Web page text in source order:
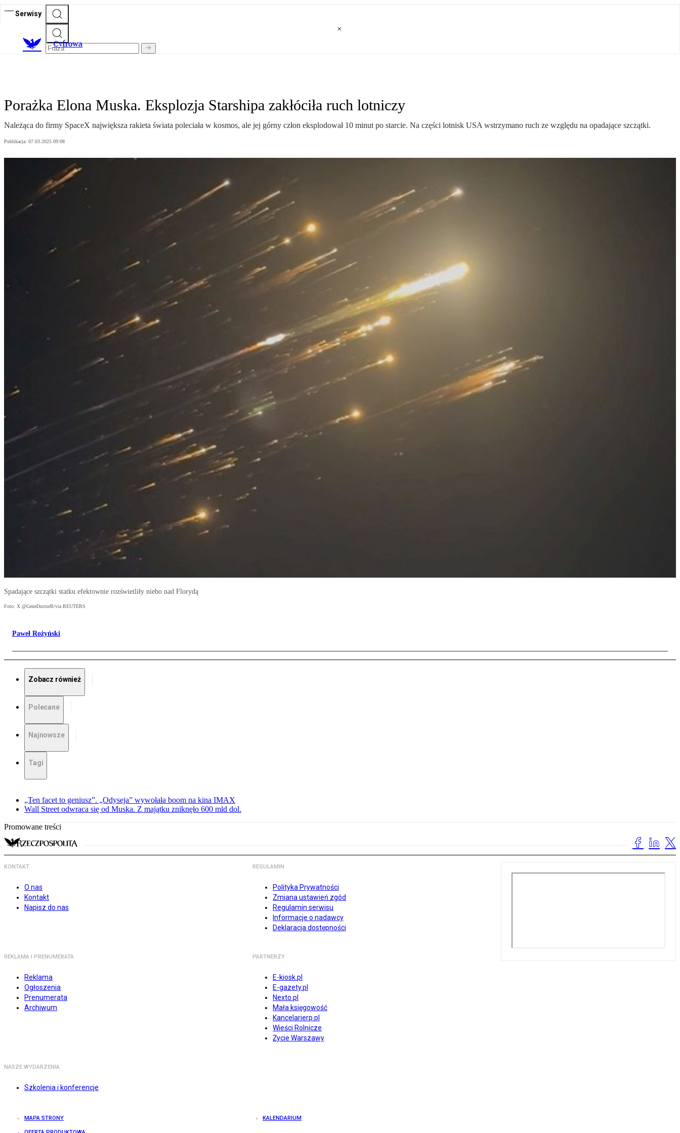
Serwisy
Cyfrowa
Porażka Elona Muska. Eksplozja Starshipa zakłóciła ruch lotniczy
Należąca do firmy SpaceX największa rakieta świata poleciała w kosmos, ale jej górny człon eksplodował 10 minut po starcie. Na części lotnisk USA wstrzymano ruch ze względu na opadające szczątki.
Publikacja: 07.03.2025 09:08
Spadające szczątki statku efektownie rozświetliły niebo nad Florydą
Foto: X @GeneDoctorB/via REUTERS
Paweł Rożyński
Zobacz również
Polecane
Najnowsze
Tagi
„Ten facet to geniusz”. „Odyseja” wywołała boom na kina IMAX
Wall Street odwraca się od Muska. Z majątku zniknęło 600 mld dol.
Promowane treści
KONTAKT
O nas
Kontakt
Napisz do nas
REGULAMIN
Polityka Prywatności
Zmiana ustawień zgód
Regulamin serwisu
Informacje o nadawcy
Deklaracja dostępności
REKLAMA I PRENUMERATA
Reklama
Ogłoszenia
Prenumerata
Archiwum
PARTNERZY
E-kiosk.pl
E-gazety.pl
Nexto.pl
Mała księgowość
Kancelarierp.pl
Wieści Rolnicze
Życie Warszawy
NASZE WYDARZENIA
Szkolenia i konferencje
MAPA STRONY KALENDARIUM